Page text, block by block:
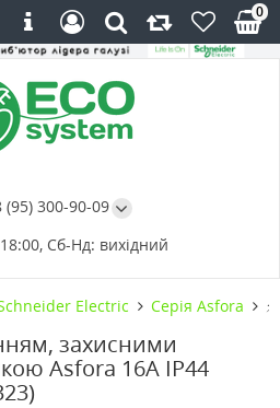
(95) 300-90-09
Сб-Нд: вихідний
0
Electric Cерія Asfora
захисними
Asfora 16А IP44